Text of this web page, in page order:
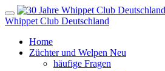
Whippet Club Deutschland
Home
Züchter und Welpen Neu
häufige Fragen